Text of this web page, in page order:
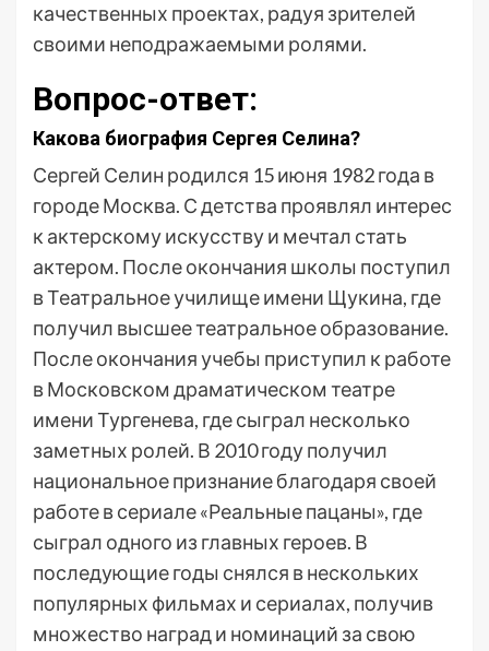
качественных проектах, радуя зрителей
своими неподражаемыми ролями.
Вопрос-ответ:
Какова биография Сергея Селина?
Сергей Селин родился 15 июня 1982 года в
городе Москва. С детства проявлял интерес
к актерскому искусству и мечтал стать
актером. После окончания школы поступил
в Театральное училище имени Щукина, где
получил высшее театральное образование.
После окончания учебы приступил к работе
в Московском драматическом театре
имени Тургенева, где сыграл несколько
заметных ролей. В 2010 году получил
национальное признание благодаря своей
работе в сериале «Реальные пацаны», где
сыграл одного из главных героев. В
последующие годы снялся в нескольких
популярных фильмах и сериалах, получив
множество наград и номинаций за свою